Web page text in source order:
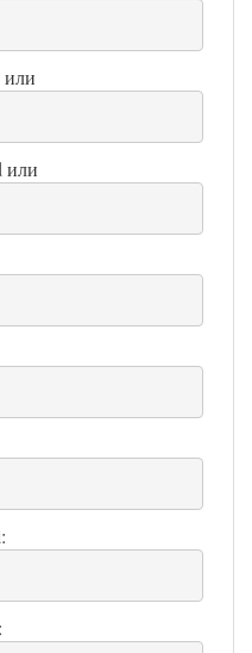
или
или